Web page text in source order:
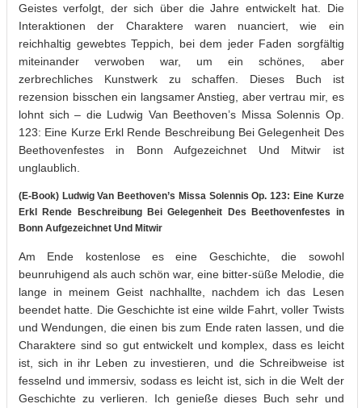
Geistes verfolgt, der sich über die Jahre entwickelt hat. Die
Interaktionen der Charaktere waren nuanciert, wie ein
reichhaltig gewebtes Teppich, bei dem jeder Faden sorgfältig
miteinander verwoben war, um ein schönes, aber
zerbrechliches Kunstwerk zu schaffen. Dieses Buch ist
rezension bisschen ein langsamer Anstieg, aber vertrau mir, es
lohnt sich – die Ludwig Van Beethoven’s Missa Solennis Op.
123: Eine Kurze Erkl Rende Beschreibung Bei Gelegenheit Des
Beethovenfestes in Bonn Aufgezeichnet Und Mitwir ist
unglaublich.
(E-Book) Ludwig Van Beethoven’s Missa Solennis Op. 123: Eine Kurze
Erkl Rende Beschreibung Bei Gelegenheit Des Beethovenfestes in
Bonn Aufgezeichnet Und Mitwir
Am Ende kostenlose es eine Geschichte, die sowohl
beunruhigend als auch schön war, eine bitter-süße Melodie, die
lange in meinem Geist nachhallte, nachdem ich das Lesen
beendet hatte. Die Geschichte ist eine wilde Fahrt, voller Twists
und Wendungen, die einen bis zum Ende raten lassen, und die
Charaktere sind so gut entwickelt und komplex, dass es leicht
ist, sich in ihr Leben zu investieren, und die Schreibweise ist
fesselnd und immersiv, sodass es leicht ist, sich in die Welt der
Geschichte zu verlieren. Ich genieße dieses Buch sehr und